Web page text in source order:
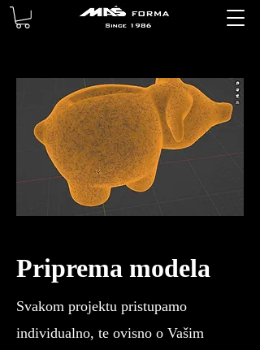
Priprema modela
Svakom projektu pristupamo
individualno, te ovisno o Vašim